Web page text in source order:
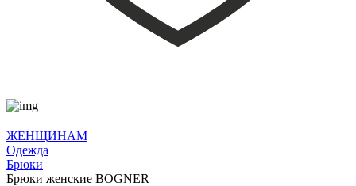
ЖЕНЩИНАМ
Одежда
Брюки
Брюки женские BOGNER